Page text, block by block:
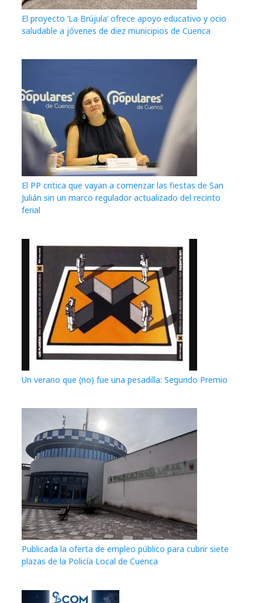
El proyecto ‘La Brújula’ ofrece apoyo educativo y ocio
saludable a jóvenes de diez municipios de Cuenca
El PP critica que vayan a comenzar las fiestas de San
Julián sin un marco regulador actualizado del recinto
ferial
Un verano que (no) fue una pesadilla: Segundo Premio
Publicada la oferta de empleo público para cubrir siete
plazas de la Policía Local de Cuenca